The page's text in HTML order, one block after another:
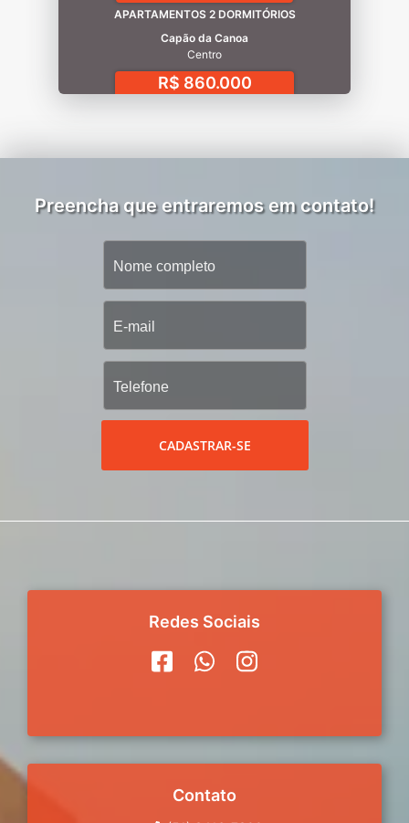
APARTAMENTOS 2 DORMITÓRIOS
Capão da Canoa
Centro
R$ 860.000
Preencha que entraremos em contato!
CADASTRAR-SE
Redes Sociais
Contato